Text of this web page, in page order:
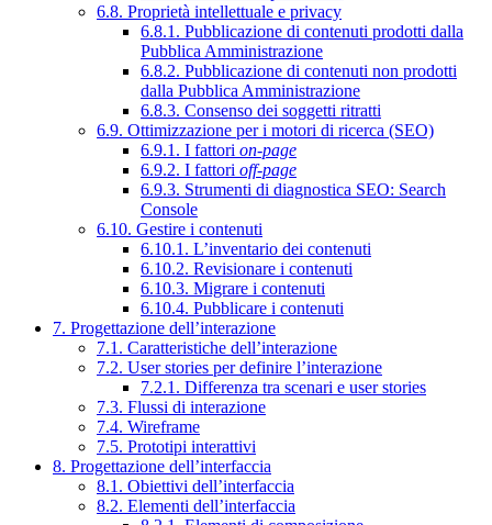
6.8. Proprietà intellettuale e privacy
6.8.1. Pubblicazione di contenuti prodotti dalla
Pubblica Amministrazione
6.8.2. Pubblicazione di contenuti non prodotti
dalla Pubblica Amministrazione
6.8.3. Consenso dei soggetti ritratti
6.9. Ottimizzazione per i motori di ricerca (SEO)
6.9.1. I fattori on-page
6.9.2. I fattori off-page
6.9.3. Strumenti di diagnostica SEO: Search
Console
6.10. Gestire i contenuti
6.10.1. L’inventario dei contenuti
6.10.2. Revisionare i contenuti
6.10.3. Migrare i contenuti
6.10.4. Pubblicare i contenuti
7. Progettazione dell’interazione
7.1. Caratteristiche dell’interazione
7.2. User stories per definire l’interazione
7.2.1. Differenza tra scenari e user stories
7.3. Flussi di interazione
7.4. Wireframe
7.5. Prototipi interattivi
8. Progettazione dell’interfaccia
8.1. Obiettivi dell’interfaccia
8.2. Elementi dell’interfaccia